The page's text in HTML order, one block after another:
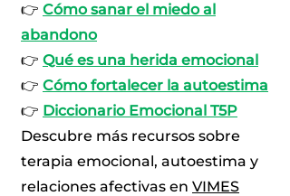
👉 Cómo sanar el miedo al
abandono
👉 Qué es una herida emocional
👉 Cómo fortalecer la autoestima
👉 Diccionario Emocional T5P
Descubre más recursos sobre
terapia emocional, autoestima y
relaciones afectivas en VIMES